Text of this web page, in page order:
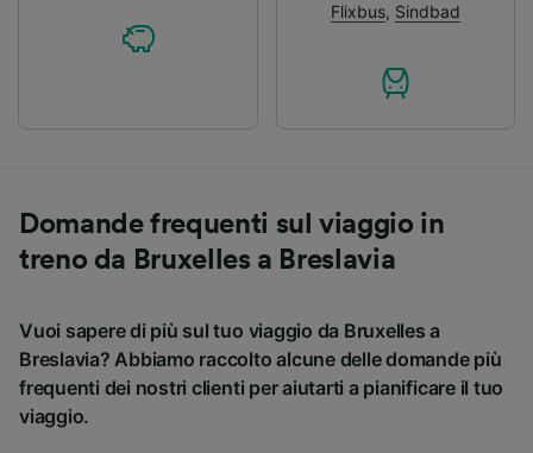
Flixbus, Sindbad
Domande frequenti sul viaggio in
treno da Bruxelles a Breslavia
Vuoi sapere di più sul tuo viaggio da Bruxelles a
Breslavia? Abbiamo raccolto alcune delle domande più
frequenti dei nostri clienti per aiutarti a pianificare il tuo
viaggio.